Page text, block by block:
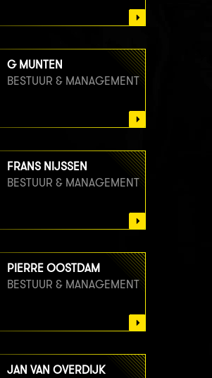
G MUNTEN
BESTUUR & MANAGEMENT
FRANS NIJSSEN
BESTUUR & MANAGEMENT
PIERRE OOSTDAM
BESTUUR & MANAGEMENT
JAN VAN OVERDIJK